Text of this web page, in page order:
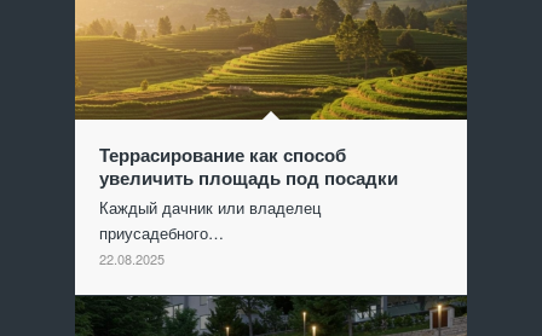
Террасирование как способ
увеличить площадь под посадки
Каждый дачник или владелец
приусадебного…
22.08.2025